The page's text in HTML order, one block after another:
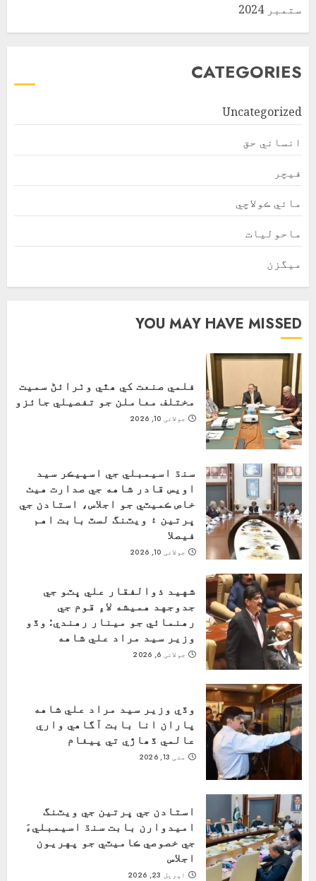
ستمبر 2024
CATEGORIES
Uncategorized
انساني حق
فیچر
مائي ڪولاچي
ماحولیات
ميگزن
YOU MAY HAVE MISSED
فلمي صنعت کي ھٿي وٺرائڻ سميت
مختلف معاملن جو تفصيلي جائزو
جولائی 10, 2026
سنڌ اسيمبلي جي اسپيڪر سيد
اويس قادر شاهه جي صدارت هيٺ
خاص ڪميٽي جو اجلاس، استادن جي
ڀرتين ۽ ويٽنگ لسٽ بابت اهم
فيصلا
جولائی 10, 2026
شهيد ذوالفقار علي ڀٽو جي
جدوجهد هميشه لاءِ قوم جي
رهنمائي جو مينار رهندي: وڏو
وزير سيد مراد علي شاهه
جولائی 6, 2026
وڏي وزير سيد مراد علي شاهه
پاران انا بابت آگاهي واري
عالمي ڏھاڙي تي پيغام
مئی 13, 2026
استادن جي ڀرتين جي ويٽنگ
اميدوارن بابت سنڌ اسيمبليءَ
جي خصوصي ڪاميٽي جو پهريون
اجلاس
اپریل 23, 2026